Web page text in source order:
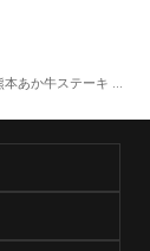
「ウルフギャング・ステーキハウス」「熊本あか牛ステーキ アニバーサリープラン」 （12/3～）